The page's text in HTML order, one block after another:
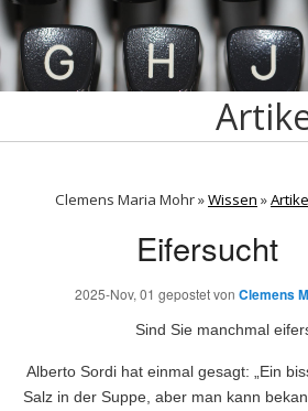
Clemens Maria Mohr »Wissen »
Eifersucht
2025-Nov, 01 gepostet von Clemens
Sind Sie manchmal
Alberto Sordi hat einmal gesagt: „Ein
Salz in der Suppe, aber man kann